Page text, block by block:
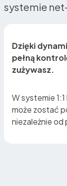
systemie
Dzięki
pełną
zużywasz.
W systemie
może zostać
niezależnie od